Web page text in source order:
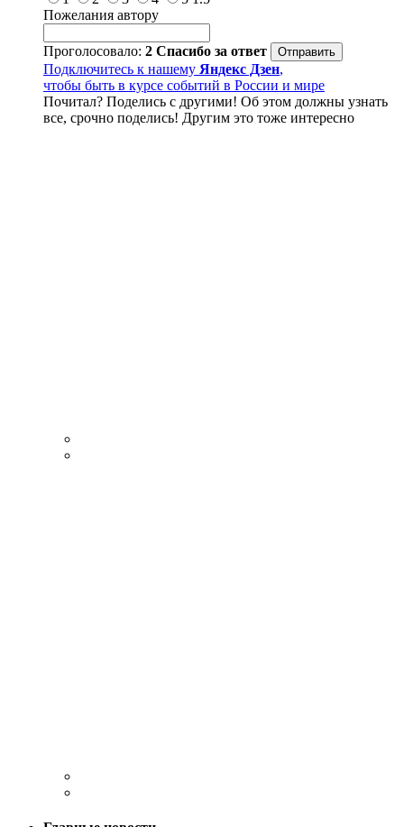
Пожелания автору
Проголосовало: 2 Спасибо за ответ
Подключитесь к нашему Яндекс Дзен,
чтобы быть в курсе событий в России и мире
Почитал? Поделись с другими! Об этом должны узнать
все, срочно поделись! Другим это тоже интересно